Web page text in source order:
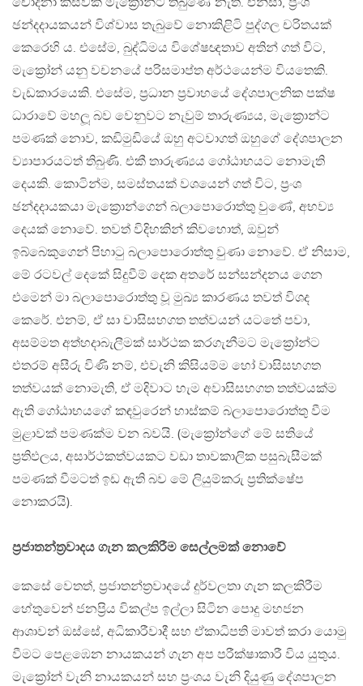
ඡන්දදායකයන් විශ්වාස තැබුවේ නොකිළිටි පුද්ගල චරිතයක්
කෙරෙහි ය. එසේම, බුද්ධිමය විශේෂඥතාව අතින් ගත් විට,
මැක්‍රෝන් යනු වචනයේ පරිසමාප්ත අර්ථයෙන්ම වියතෙකි.
වැඩකාරයෙකි. එසේම, ප්‍රධාන ප්‍රවාහයේ දේශපාලනික පක්ෂ
ධාරාවේ මහලූ බව වෙනුවට නැවුම් තාරුණ්‍යය, මැක්‍රොන්ට
පමණක් නොව, කඩිමුඩියේ ඔහු අටවාගත් ඔහුගේ දේශපාලන
ව්‍යාපාරයටත් තිබුණි. එකී තාරුණ්‍යය ගෝඨාභයට නොමැති
දෙයකි. කොටින්ම, සමස්තයක් වශයෙන් ගත් විට, ප්‍රංශ
ඡන්දදායකයා මැක්‍රොන්ගෙන් බලාපොරොත්තු වුණේ, අභව්‍ය
දෙයක් නොවේ. තවත් විදිහකින් කිවහොත්, ඔවුන්
ඉබ්බෙකුගෙන් පිහාටු බලාපොරොත්තු වුණා නොවේ. ඒ නිසාම,
මේ රටවල් දෙකේ සිදුවීම් දෙක අතරේ සන්සන්දනය ගෙන
එමෙන් මා බලාපොරොත්තු වූ මුඛ්‍ය කාරණය තවත් විශද
කෙරේ. එනම්, ඒ සා වාසිසහගත තත්වයන් යටතේ පවා,
අසම්මත අත්හදාබැලීමක් සාර්ථක කරගැනීමට මැක්‍රෝන්ට
එතරම් අසීරු විණි නම්, එවැනි කිසියම්ම හෝ වාසිසහගත
තත්වයක් නොමැති, ඒ මදිවාට හැම අවාසිසහගත තත්වයක්ම
ඇති ගෝඨාභයගේ කඳවුරෙන් හාස්කම් බලාපොරොත්තු වීම
මුළාවක් පමණක්ම වන බවයි. (මැක්‍රෝන්ගේ මේ සතියේ
ප්‍රතිඵලය, අසාර්ථකත්වයකට වඩා තාවකාලික පසුබැසීමක්
පමණක් වීමටත් ඉඩ ඇති බව මේ ලියුම්කරු ප්‍රතික්ෂේප
නොකරයි).
ප්‍රජාතන්ත්‍රවාදය ගැන කලකිරීම සෙල්ලමක් නොවේ
කෙසේ වෙතත්, ප්‍රජාතන්ත්‍රවාදයේ දුර්වලතා ගැන කලකිරීම
හේතුවෙන් ජනප්‍රිය විකල්ප ඉල්ලා සිටින පොදු මහජන
ආශාවන් ඔස්සේ, අධිකාරීවාදී සහ ඒකාධිපති මාවත් කරා යොමු
වීමට පෙළඹෙන නායකයන් ගැන අප පරීක්ෂාකාරී විය යුතුය.
මැක්‍රෝන් වැනි නායකයන් සහ ප්‍රංශය වැනි දියුණු දේශපාලන